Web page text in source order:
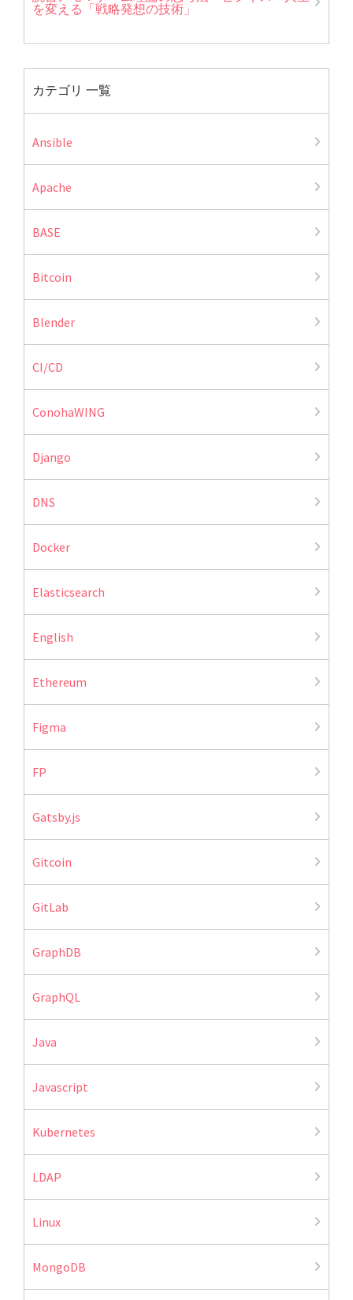
を変える「戦略発想の技術」
カテゴリ 一覧
Ansible
Apache
BASE
Bitcoin
Blender
CI/CD
ConohaWING
Django
DNS
Docker
Elasticsearch
English
Ethereum
Figma
FP
Gatsby.js
Gitcoin
GitLab
GraphDB
GraphQL
Java
Javascript
Kubernetes
LDAP
Linux
MongoDB